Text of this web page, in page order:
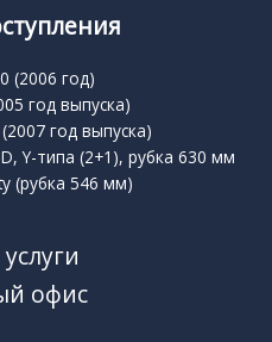
(2006 год)
год выпуска)
год выпуска)
Y-типа (2+1), рубка 630 мм
(рубка 546 мм)
офис